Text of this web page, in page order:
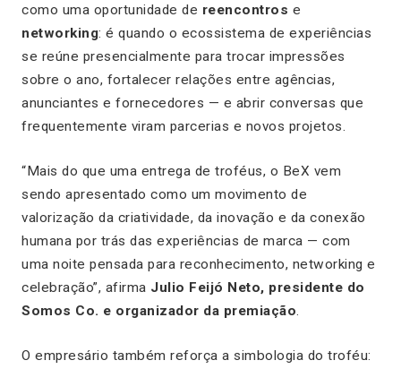
como uma oportunidade de reencontros e
networking: é quando o ecossistema de experiências
se reúne presencialmente para trocar impressões
sobre o ano, fortalecer relações entre agências,
anunciantes e fornecedores — e abrir conversas que
frequentemente viram parcerias e novos projetos.
“Mais do que uma entrega de troféus, o BeX vem
sendo apresentado como um movimento de
valorização da criatividade, da inovação e da conexão
humana por trás das experiências de marca — com
uma noite pensada para reconhecimento, networking e
celebração”, afirma Julio Feijó Neto, presidente do
Somos Co. e organizador da premiação.
O empresário também reforça a simbologia do troféu: